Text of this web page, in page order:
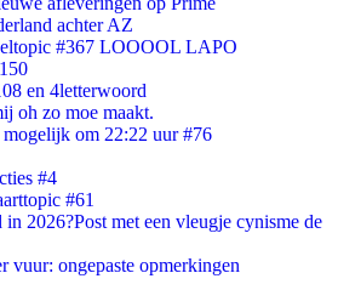
achter AZ
#367 LOOOOL LAPO
en 4letterwoord
oh zo moe maakt.
mogelijk om 22:22 uur #76
#4
#61
in 2026?Post met een vleugje cynisme de
vuur: ongepaste opmerkingen